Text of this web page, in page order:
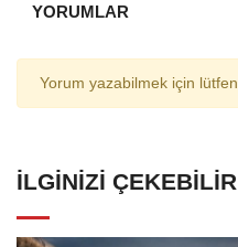
YORUMLAR
Yorum yazabilmek için lütfen
İLGINIZI ÇEKEBILIR